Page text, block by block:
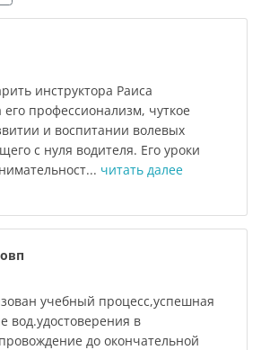
инструктора Раиса
профессионализм, чуткое
и воспитании волевых
с нуля водителя. Его уроки
читать далее
учебный процесс,успешная
вод.удостоверения в
до окончательной